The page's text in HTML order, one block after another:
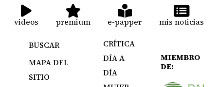
videos premium e-papper mis noticias
BUSCAR
MAPA DEL
SITIO
CRÍTICA
DÍA A
DÍA
MIEMBRO
DE: